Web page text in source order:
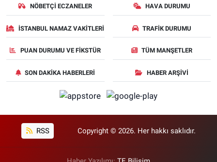
NÖBETÇI ECZANELER HAVA DURUMU
İSTANBUL NAMAZ VAKITLERI TRAFIK DURUMU
PUAN DURUMU VE FIKSTÜR TÜM MANŞETLER
SON DAKIKA HABERLERI HABER ARŞIVI
RSS Copyright © 2026. Her hakkı saklıdır.